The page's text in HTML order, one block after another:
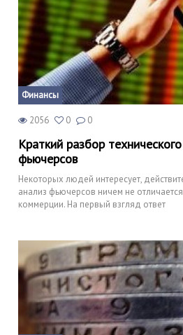
Финансы
2056 0 0
Краткий разбор
фьючерсов
Некоторых людей интересует,
анализ фьючерсов ничем не
коммерции. На первый взгляд ответ